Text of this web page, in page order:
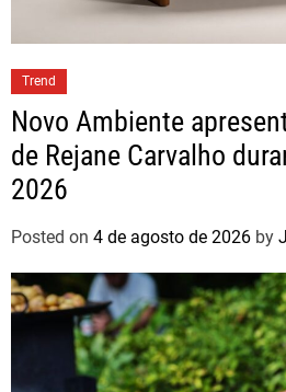
Trend
Novo Ambiente
de Rejane Carvalho
2026
Posted on 4 de agosto de 2026 by